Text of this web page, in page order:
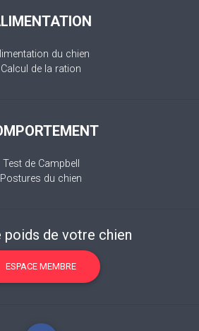
du chien
Calcul de la ration
Test de Campbell
Postures du chien
poids de votre chien
ESPACE MEMBRE